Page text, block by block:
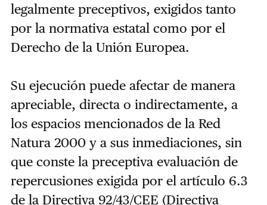
legalmente preceptivos, exigidos tanto
por la normativa estatal como por el
Derecho de la Unión Europea.
Su ejecución puede afectar de manera
apreciable, directa o indirectamente, a
los espacios mencionados de la Red
Natura 2000 y a sus inmediaciones, sin
que conste la preceptiva evaluación de
repercusiones exigida por el artículo 6.3
de la Directiva 92/43/CEE (Directiva